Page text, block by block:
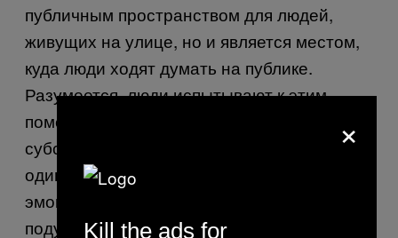
публичным пространством для людей,
живущих на улице, но и является местом,
куда люди ходят думать на публике.
Разумеется, люди испытывают к этим
помещениям, в которых готовят
субстанцию, которая более-менее
одинакова, куда ни пойди, некую
эмоциональную привязанность. Следует
подумать о том, что, если бы кофе исчез,
×
Kill the ads for